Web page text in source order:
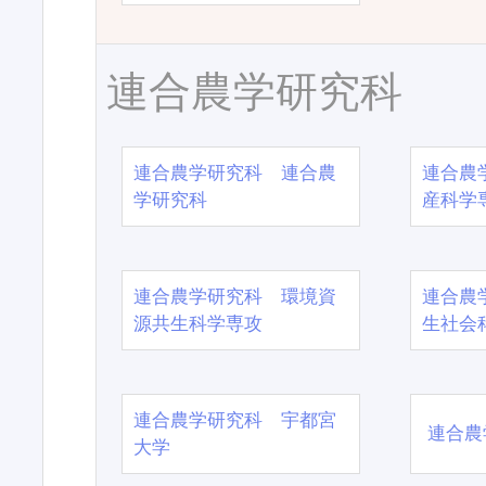
連合農学研究科
連合農学研究科 連合農
学研究科
連合農
産科学
連合農学研究科 環境資
源共生科学専攻
連合農
生社会
連合農学研究科 宇都宮
大学
連合